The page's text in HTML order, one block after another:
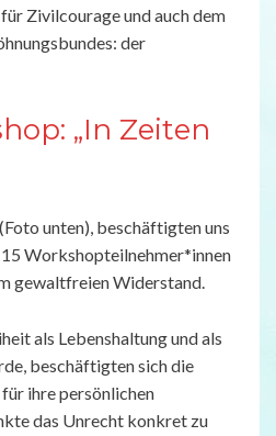
Zivilcourage und auch dem
der
„In Zeiten
unten), beschäftigten uns
Workshopteilnehmer*innen
gewaltfreien Widerstand.
als Lebenshaltung und als
beschäftigten sich die
ihre persönlichen
das Unrecht konkret zu